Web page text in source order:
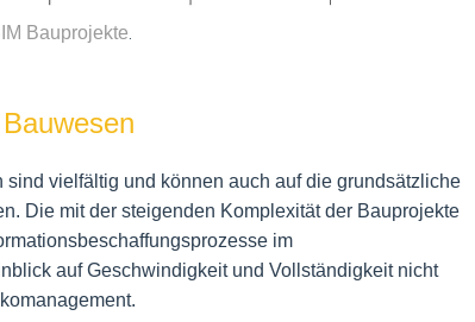
Bauprojekte
vielfältig und können auch auf die grundsätzliche
Die mit der steigenden Komplexität der Bauprojekte
im
auf Geschwindigkeit und Vollständigkeit nicht